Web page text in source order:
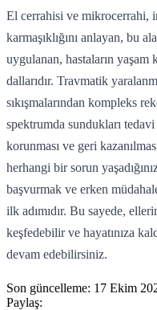
El cerrahisi ve mikrocerrahi,
karmaşıklığını anlayan, bu
uygulanan, hastaların
dallarıdır. Travmatik
sıkışmalarından kompleks
spektrumda sundukları
korunması ve geri
herhangi bir sorun
başvurmak ve erken
ilk adımıdır. Bu sayede,
keşfedebilir ve hayatınıza
devam edebilirsiniz.
Son güncelleme: 17 Ekim
Paylaş: